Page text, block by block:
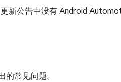
新公告中没有 Android
常见问题。